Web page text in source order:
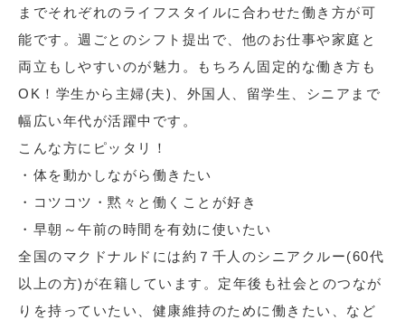
までそれぞれのライフスタイルに合わせた働き方が可
能です。週ごとのシフト提出で、他のお仕事や家庭と
両立もしやすいのが魅力。もちろん固定的な働き方も
OK！学生から主婦(夫)、外国人、留学生、シニアまで
幅広い年代が活躍中です。
こんな方にピッタリ！
・体を動かしながら働きたい
・コツコツ・黙々と働くことが好き
・早朝～午前の時間を有効に使いたい
全国のマクドナルドには約７千人のシニアクルー(60代
以上の方)が在籍しています。定年後も社会とのつなが
りを持っていたい、健康維持のために働きたい、など